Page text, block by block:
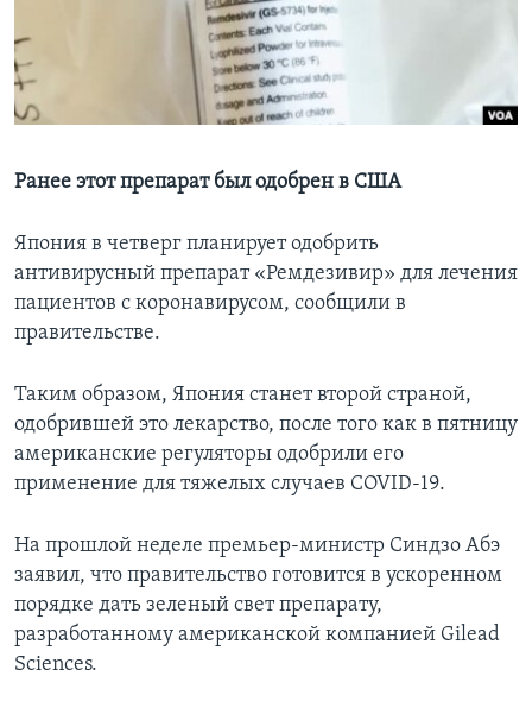
Learning English
СОЦИАЛЬНЫЕ СЕТИ
Ранее этот препарат был одобрен в США
Япония в четверг планирует одобрить
антивирусный препарат «Ремдезивир» для лечения
пациентов с коронавирусом, сообщили в
правительстве.
Таким образом, Япония станет второй страной,
одобрившей это лекарство, после того как в пятницу
американские регуляторы одобрили его
применение для тяжелых случаев COVID-19.
На прошлой неделе премьер-министр Синдзо Абэ
заявил, что правительство готовится в ускоренном
порядке дать зеленый свет препарату,
разработанному американской компанией Gilead
Sciences.